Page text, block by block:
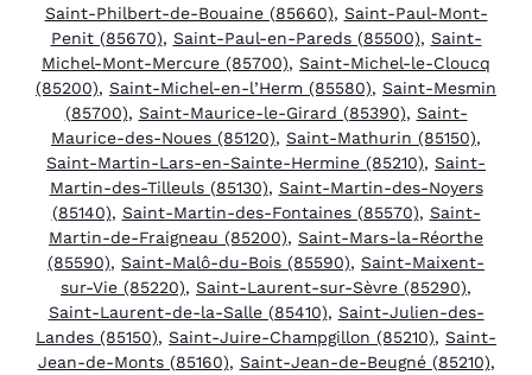
Saint-Philbert-de-Bouaine (85660), Saint-Paul-Mont-
Penit (85670), Saint-Paul-en-Pareds (85500), Saint-
Michel-Mont-Mercure (85700), Saint-Michel-le-Cloucq
(85200), Saint-Michel-en-l’Herm (85580), Saint-Mesmin
(85700), Saint-Maurice-le-Girard (85390), Saint-
Maurice-des-Noues (85120), Saint-Mathurin (85150),
Saint-Martin-Lars-en-Sainte-Hermine (85210), Saint-
Martin-des-Tilleuls (85130), Saint-Martin-des-Noyers
(85140), Saint-Martin-des-Fontaines (85570), Saint-
Martin-de-Fraigneau (85200), Saint-Mars-la-Réorthe
(85590), Saint-Malô-du-Bois (85590), Saint-Maixent-
sur-Vie (85220), Saint-Laurent-sur-Sèvre (85290),
Saint-Laurent-de-la-Salle (85410), Saint-Julien-des-
Landes (85150), Saint-Juire-Champgillon (85210), Saint-
Jean-de-Monts (85160), Saint-Jean-de-Beugné (85210),